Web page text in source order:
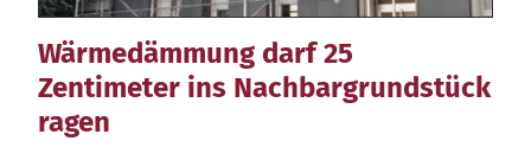
Wärmedämmung darf 25
Zentimeter ins Nachbargrundstück
ragen